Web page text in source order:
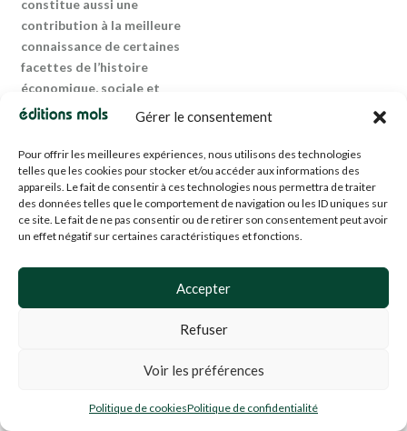
Gérer le consentement
Pour offrir les meilleures expériences, nous utilisons des technologies
telles que les cookies pour stocker et/ou accéder aux informations des
appareils. Le fait de consentir à ces technologies nous permettra de traiter
des données telles que le comportement de navigation ou les ID uniques sur
ce site. Le fait de ne pas consentir ou de retirer son consentement peut avoir
un effet négatif sur certaines caractéristiques et fonctions.
Accepter
Refuser
Voir les préférences
Politique de cookiesPolitique de confidentialité
constitue aussi une
contribution à la meilleure
connaissance de certaines
facettes de l’histoire
économique, sociale et
culturelle de la période
Michel Dumoulinest
professeur ordinaire à
l’Université catholique de
Louvain, membre de
l’Académie royale de
Belgique et président
Historique Belge de Rome.
relations de l’Europe avec